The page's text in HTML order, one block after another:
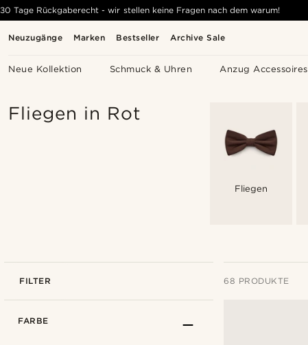
Neuzugänge Marken Bestseller Archive Sale
Neue Kollektion Schmuck & Uhren Anzug Accessoires
30 Tage Rückgaberecht - wir stellen keine Fragen nach dem warum!
Fliegen in Rot
Fliegen
FILTER 68 PRODUKTE
FARBE